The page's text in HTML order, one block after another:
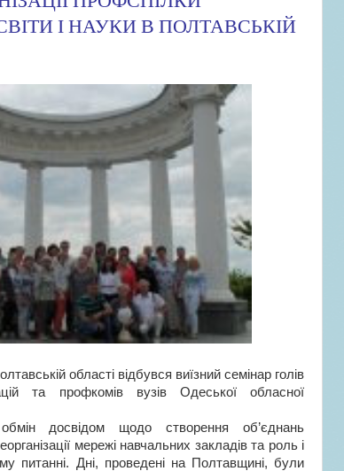
І НАУКИ В ПОЛТАВСЬКІЙ
області відбувся виїзний семінар голів
та профкомів вузів Одеської обласної
досвідом щодо створення об’єднань
мережі навчальних закладів та роль і
питанні. Дні, проведені на Полтавщині, були